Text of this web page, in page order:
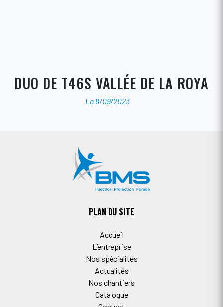
DUO DE T46S VALLÉE DE LA ROYA
Le 8/09/2023
PLAN DU SITE
Accueil
L’entreprise
Nos spécialités
Actualités
Nos chantiers
Catalogue